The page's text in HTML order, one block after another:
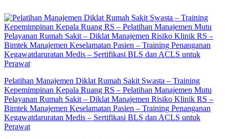
to
content
Pelatihan Manajemen Diklat Rumah Sakit Swasta – Training
Kepemimpinan Kepala Ruang RS – Pelatihan Manajemen Mutu
Pelayanan Rumah Sakit – Diklat Manajemen Risiko Klinik RS –
Bimtek Manajemen Keselamatan Pasien – Training Penanganan
Kegawatdaruratan Medis – Sertifikasi BLS dan ACLS untuk
Perawat